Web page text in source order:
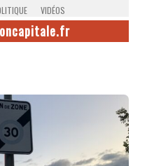
VIDÉOS